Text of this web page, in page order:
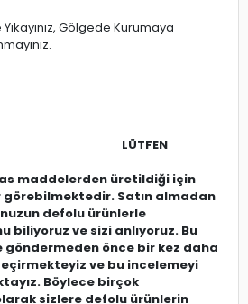
Gölgede Kurumaya
maddelerden üretildiği için
Satın almadan
defolu ürünlerle
biliyoruz ve sizi anlıyoruz. Bu
göndermeden önce bir kez daha
ve bu incelemeyi
Böylece birçok
sizlere defolu ürünlerin